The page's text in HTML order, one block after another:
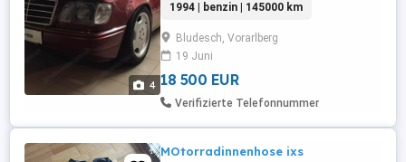
4
Verdeck top Zustand Bei interesse
Anrufen
1994 | benzin | 145000 km
Bludesch, Vorarlberg
19 Juni
18 500 EUR
Verifizierte Telefonnummer
MOtorradinnenhose ixs